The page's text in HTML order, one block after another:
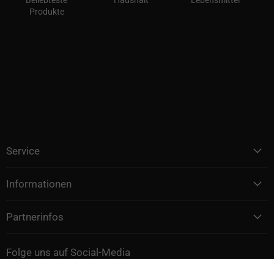
Produkte
Service
Informationen
Partnerinfos
Folge uns auf Social-Media